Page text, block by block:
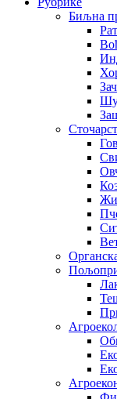
Биљна